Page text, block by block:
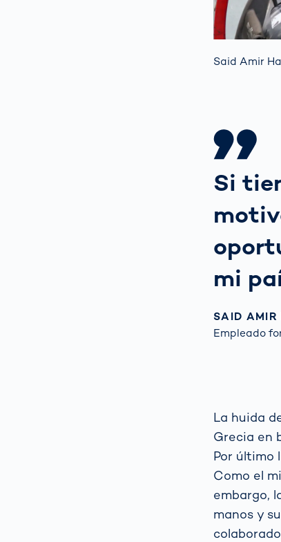
Said Amir
Si
mi
SAID AMIR
Empleado
La huida
Grecia en
Por último
Como el
embargo,
manos y